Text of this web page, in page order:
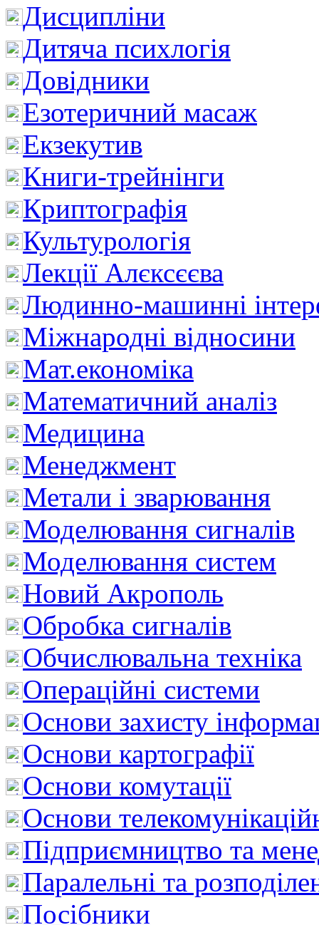
Дисципліни
Дитяча психлогія
Довідники
Езотеричний масаж
Екзекутив
Книги-трейнінги
Криптографія
Культурологія
Лекції Алєксєєва
Людинно-машинні
Міжнародні відносини
Мат.економіка
Математичний аналіз
Медицина
Менеджмент
Метали і зварювання
Моделювання сигналів
Моделювання систем
Новий Акрополь
Обробка сигналів
Обчислювальна техніка
Операційні системи
Основи захисту
Основи картографії
Основи комутації
Основи
Підприємництво та
Паралельні та
Посібники